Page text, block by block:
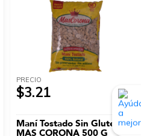
PRECIO
$3.21
Maní Tostado Sin Gluten
MAS CORONA 500 G